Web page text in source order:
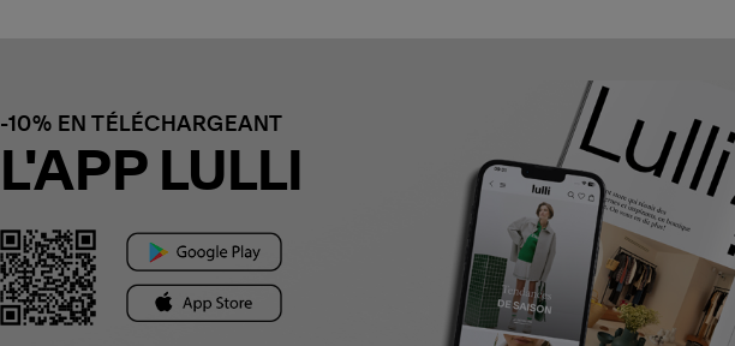
-10% EN TÉLÉCHARGEANT
L'APP LULLI